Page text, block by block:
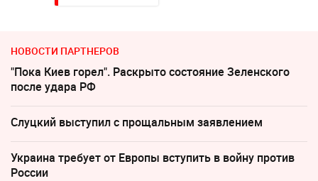
НОВОСТИ ПАРТНЕРОВ
"Пока Киев горел". Раскрыто состояние Зеленского
после удара РФ
Слуцкий выступил с прощальным заявлением
Украина требует от Европы вступить в войну против
России